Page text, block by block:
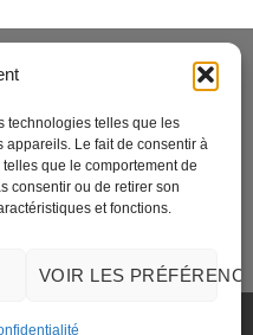
technologies telles que les
appareils. Le fait de consentir à
que le comportement de
consentir ou de retirer son
et fonctions.
VOIR LES